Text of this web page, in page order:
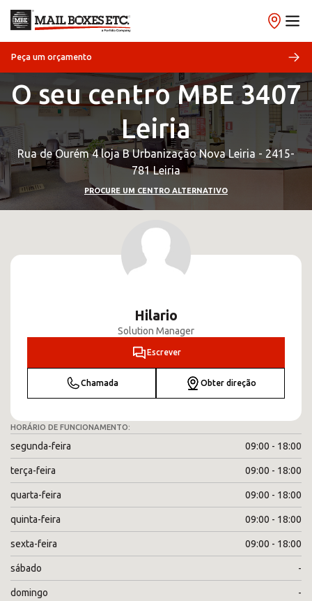
Peça um orçamento
O seu centro MBE 3407
Leiria
Rua de Ourém 4 loja B Urbanização Nova Leiria - 2415-
781 Leiria
PROCURE UM CENTRO ALTERNATIVO
Hilario
Solution Manager
Escrever
Chamada Obter direção
HORÁRIO DE FUNCIONAMENTO:
segunda-feira 09:00 - 18:00
terça-feira 09:00 - 18:00
quarta-feira 09:00 - 18:00
quinta-feira 09:00 - 18:00
sexta-feira 09:00 - 18:00
sábado -
domingo -